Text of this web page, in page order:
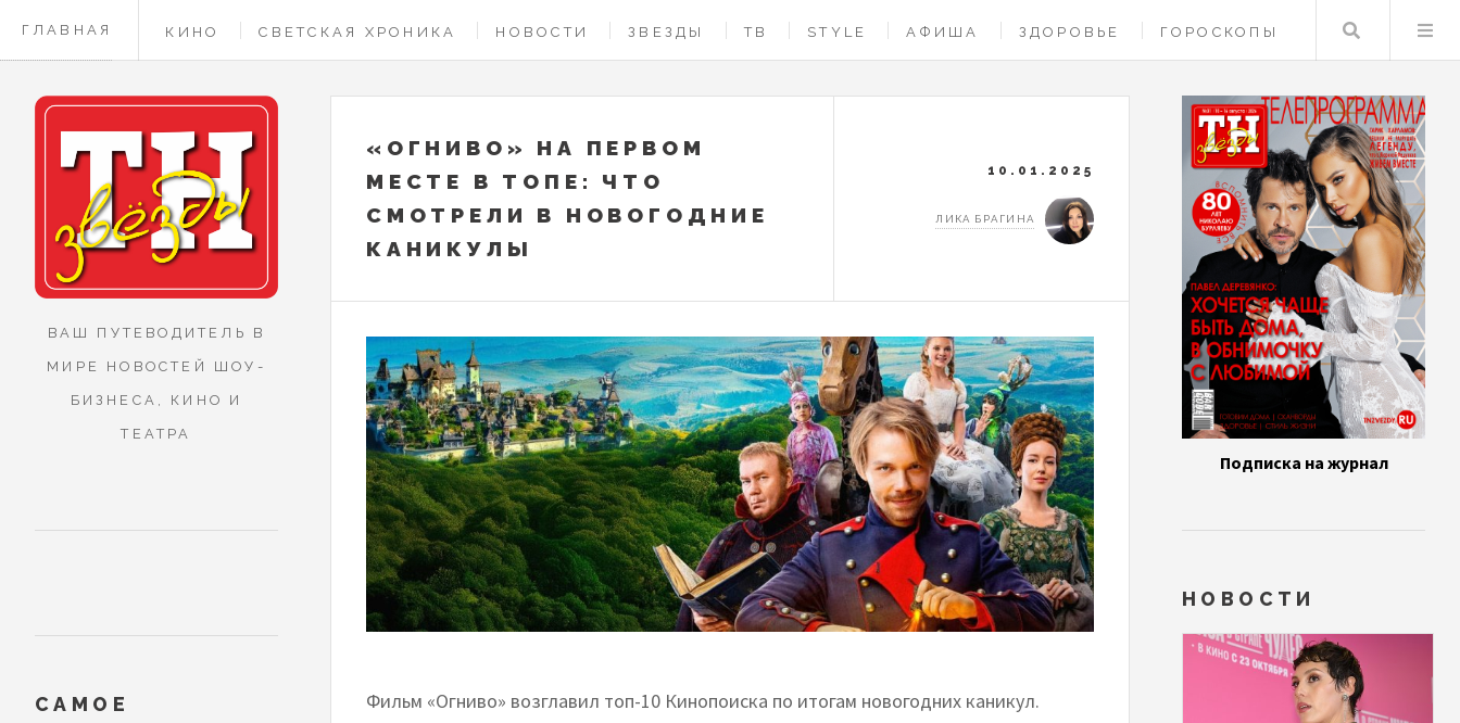
ГЛАВНАЯ КИНО СВЕТСКАЯ ХРОНИКА НОВОСТИ ЗВЕЗДЫ ТВ STYLE АФИША ЗДОРОВЬЕ ГОРОСКОПЫ
КОНТАКТЫ
Поиск
«ОГНИВО» НА ПЕРВОМ
МЕСТЕ В ТОПЕ: ЧТО
СМОТРЕЛИ В НОВОГОДНИЕ
КАНИКУЛЫ
10.01.2025
ЛИКА БРАГИНА
Фильм «Огниво» возглавил топ-10 Кинопоиска по итогам новогодних каникул.
ВАШ ПУТЕВОДИТЕЛЬ В
МИРЕ НОВОСТЕЙ ШОУ-
БИЗНЕСА, КИНО И
ТЕАТРА
САМОЕ
Подписка на журнал
НОВОСТИ